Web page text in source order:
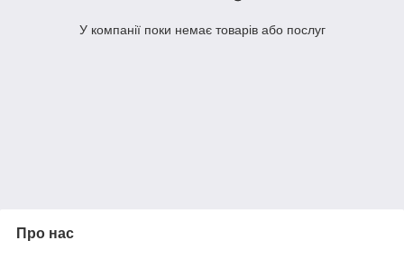
У компанії поки немає товарів або послуг
Про нас